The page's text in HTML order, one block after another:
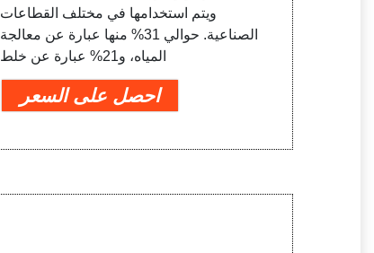
ويتم استخدامها في مختلف القطاعات
الصناعية. حوالي 31% منها عبارة عن معالجة
المياه، و21% عبارة عن خلط
احصل على السعر